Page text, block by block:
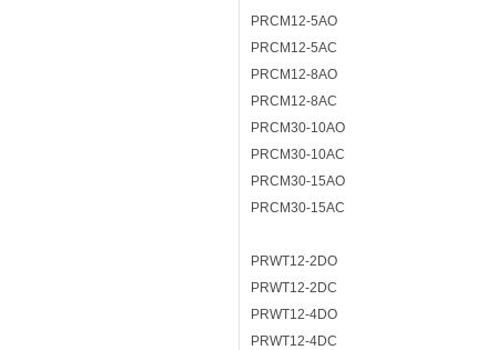
PRCM12-5AO
PRCM12-5AC
PRCM12-8AO
PRCM12-8AC
PRCM30-10AO
PRCM30-10AC
PRCM30-15AO
PRCM30-15AC
PRWT12-2DO
PRWT12-2DC
PRWT12-4DO
PRWT12-4DC